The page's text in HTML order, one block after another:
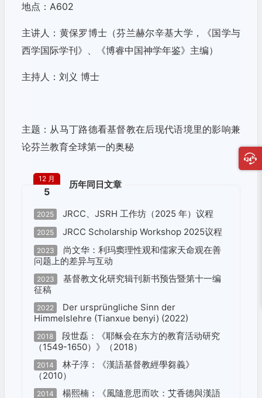
地点：A602
主讲人：黄保罗博士（芬兰赫尔辛基大学，《国学与
西学国际学刊》、《博睿中国神学年鉴》主编）
主持人：刘义 博士
主题：从马丁路德看基督教在后现代语境里的影响兼
论芬兰教育全球第一的奥秘
历年同日文章
12 月
5
2025 JRCC、JSRH 工作坊（2025 年）议程
2025 JRCC Scholarship Workshop 2025议程
2023
尚文华：利玛窦理性观和儒家天命观在善
问题上的差异与互动
2023
基督教文化研究辑刊新书预告暨第十一编
征稿
2022
Der ursprüngliche Sinn der
Himmelslehre (Tianxue benyi) (2022)
2018
段世磊：《耶稣会在东方的教育活动研究
（1549-1650）》（2018）
2014
林子淳：《漢語基督教經學芻義》
（2010）
2014
楊熙楠：《風隨意思而吹：艾香德與漢語